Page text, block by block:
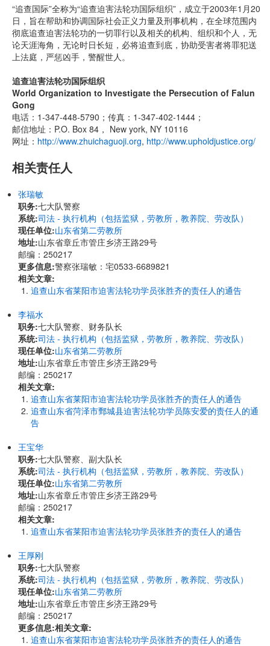
“追查国际”全称为“追查迫害法轮功国际组织”，成立于2003年1月20
日，旨在帮助和协调国际社会正义力量及刑事机构，在全球范围内
彻底追查迫害法轮功的一切罪行以及相关的机构、组织和个人，无
论天涯海角，无论时日长短，必将追查到底，协助受害者将罪犯送
上法庭，严惩凶手，警醒世人。
追查迫害法轮功国际组织
World Organization to Investigate the Persecution of Falun
Gong
电话：1-347-448-5790；传真：1-347-402-1444；
邮信地址：P.O. Box 84， New york, NY 10116
网址： http://www.zhuichaguoji.org, http://www.upholdjustice.org/
相关责任人
张瑞敏
职务:七大队警察
系统:司法 - 执行机构（包括监狱，劳教所，教养院、劳改队）
现任单位:山东省第二劳教所
地址:​山东省章丘市管庄乡济王路29号
邮编：250217
更多信息:警察张瑞敏：宅0533-6689821
相关文章:
追查山东省莱阳市迫害法轮功学员张胜齐的责任人的通告
李福水
职务:七大队警察、财务队长
系统:司法 - 执行机构（包括监狱，劳教所，教养院、劳改队）
现任单位:山东省第二劳教所
地址:​山东省章丘市管庄乡济王路29号
邮编：250217
相关文章:
追查山东省莱阳市迫害法轮功学员张胜齐的责任人的通告
追查山东省菏泽市鄄城县迫害法轮功学员陈安爱的责任人的通
告
王宝华
职务:七大队警察、副大队长
系统:司法 - 执行机构（包括监狱，劳教所，教养院、劳改队）
现任单位:山东省第二劳教所
地址:​山东省章丘市管庄乡济王路29号
邮编：250217
相关文章:
追查山东省莱阳市迫害法轮功学员张胜齐的责任人的通告
王厚刚
职务:七大队警察
系统:司法 - 执行机构（包括监狱，劳教所，教养院、劳改队）
现任单位:山东省第二劳教所
地址:​山东省章丘市管庄乡济王路29号
邮编：250217
更多信息:相关文章:
追查山东省莱阳市迫害法轮功学员张胜齐的责任人的通告